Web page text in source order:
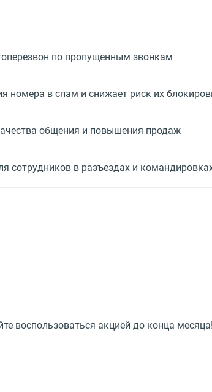
по пропущенным звонкам
номера в спам и снижает риск их
общения и повышения продаж
сотрудников в разъездах и
воспользоваться акцией до конца